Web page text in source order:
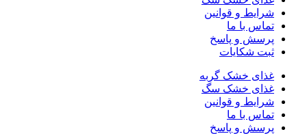
شرایط و قوانین
تماس با ما
پرسش و پاسخ
ثبت شکایات
غذای خشک گربه
غذای خشک سگ
شرایط و قوانین
تماس با ما
پرسش و پاسخ